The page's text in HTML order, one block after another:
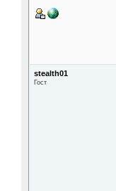
stealth01
Гост